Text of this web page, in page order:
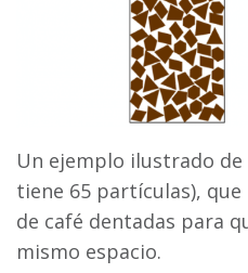
Un ejemplo ilustrado de
tiene 65 partículas),
de café dentadas para
mismo espacio.